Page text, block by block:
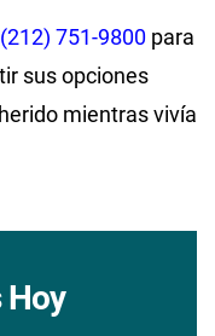
(212) 751-9800 para
sus opciones
mientras vivía
Hoy